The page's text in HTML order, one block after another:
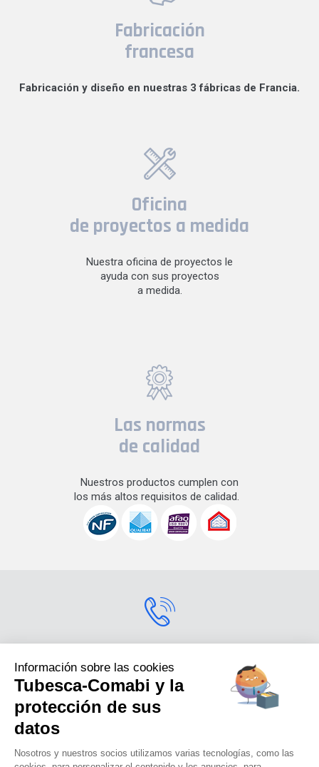
Fabricación
francesa
Fabricación y diseño en nuestras 3 fábricas de Francia.
Oficina
de proyectos a medida
Nuestra oficina de proyectos le
ayuda con sus proyectos
a medida.
Las normas
de calidad
Nuestros productos cumplen con
los más altos requisitos de calidad.
Para más información
sobre nuestros productos,
contáctenos.s
+33 (0) 4 74 00 90 90
Información sobre las cookies
Tubesca-Comabi y la
protección de sus
datos
Nosotros y nuestros socios utilizamos varias tecnologías, como las